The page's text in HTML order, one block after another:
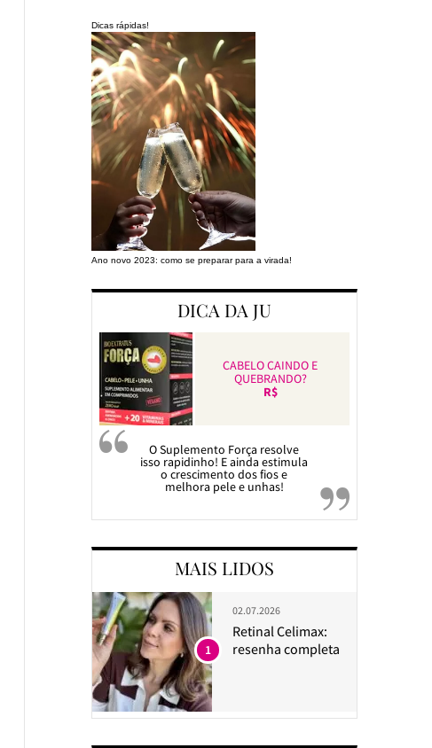
Dicas rápidas!
Ano novo 2023: como se preparar para a virada!
DICA DA JU
CABELO CAINDO E
QUEBRANDO?
R$
O Suplemento Força resolve
isso rapidinho! E ainda estimula
o crescimento dos fios e
melhora pele e unhas!
MAIS LIDOS
02.07.2026
Retinal Celimax:
resenha completa
1